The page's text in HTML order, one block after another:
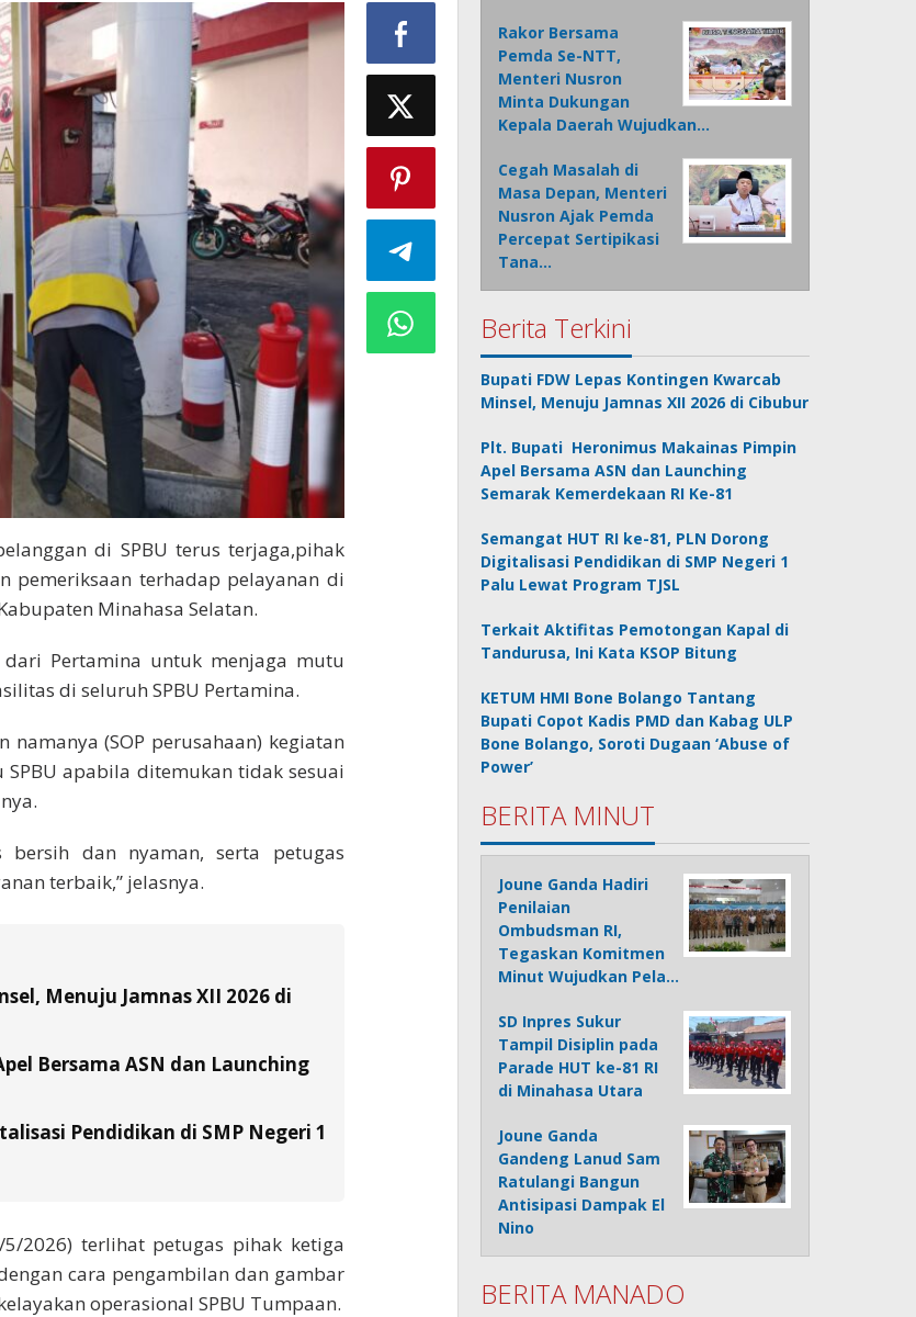
di SPBU terus terjaga,pihak
pemeriksaan terhadap pelayanan di
Minahasa Selatan.
Pertamina untuk menjaga mutu
di seluruh SPBU Pertamina.
(SOP perusahaan) kegiatan
apabila ditemukan tidak sesuai
dan nyaman, serta petugas
terbaik,” jelasnya.
Menuju Jamnas XII 2026 di
Bersama ASN dan Launching
Pendidikan di SMP Negeri 1
2026) terlihat petugas pihak ketiga
cara pengambilan dan gambar
operasional SPBU Tumpaan.
Rakor Bersama
Pemda Se-NTT,
Menteri Nusron
Minta Dukungan
Kepala Daerah Wujudkan…
Cegah Masalah di
Masa Depan, Menteri
Nusron Ajak Pemda
Percepat Sertipikasi
Tana…
Berita Terkini
Bupati FDW Lepas Kontingen Kwarcab
Minsel, Menuju Jamnas XII 2026 di Cibubur
Plt. Bupati Heronimus Makainas Pimpin
Apel Bersama ASN dan Launching
Semarak Kemerdekaan RI Ke-81
Semangat HUT RI ke-81, PLN Dorong
Digitalisasi Pendidikan di SMP Negeri 1
Palu Lewat Program TJSL
Terkait Aktifitas Pemotongan Kapal di
Tandurusa, Ini Kata KSOP Bitung
KETUM HMI Bone Bolango Tantang
Bupati Copot Kadis PMD dan Kabag ULP
Bone Bolango, Soroti Dugaan ‘Abuse of
Power’
BERITA MINUT
Joune Ganda Hadiri
Penilaian
Ombudsman RI,
Tegaskan Komitmen
Minut Wujudkan Pela…
SD Inpres Sukur
Tampil Disiplin pada
Parade HUT ke-81 RI
di Minahasa Utara
Joune Ganda
Gandeng Lanud Sam
Ratulangi Bangun
Antisipasi Dampak El
Nino
BERITA MANADO